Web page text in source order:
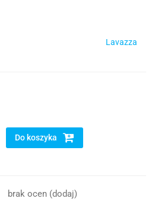
Lavazza
Do koszyka
brak ocen (dodaj)